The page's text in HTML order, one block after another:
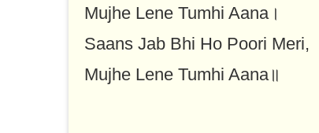
Mujhe Lene Tumhi Aana।
Saans Jab Bhi Ho Poori Meri,
Mujhe Lene Tumhi Aana॥